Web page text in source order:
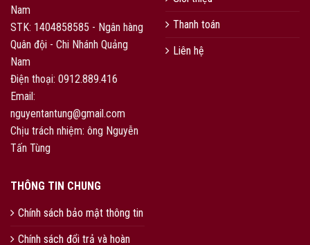
Nam
STK: 1404858585 - Ngân hàng
Quân đội - Chi Nhánh Quảng
Nam
Điện thoại: 0912.889.416
Email:
nguyentantung@gmail.com
Chịu trách nhiệm: ông Nguyễn
Tấn Tùng
Thanh toán
Liên hệ
THÔNG TIN CHUNG
Chính sách bảo mật thông tin
Chính sách đổi trả và hoàn